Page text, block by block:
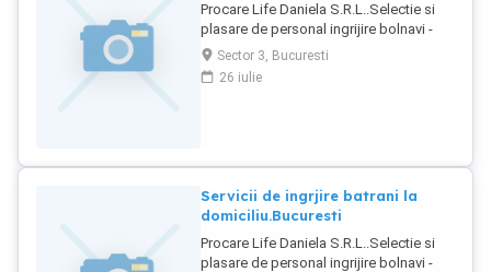
Procare Life Daniela S.R.L..Selectie si
plasare de personal ingrijire bolnavi -
batrani la domiciliu.
Sector 3, Bucuresti
26 iulie
Servicii de ingrjire batrani la
domiciliu.Bucuresti
Procare Life Daniela S.R.L..Selectie si
plasare de personal ingrijire bolnavi -